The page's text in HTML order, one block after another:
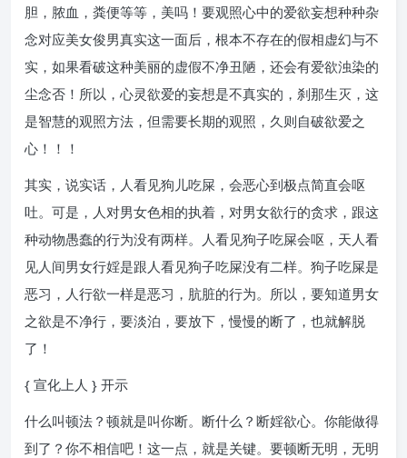
胆，脓血，粪便等等，美吗！要观照心中的爱欲妄想种种杂
念对应美女俊男真实这一面后，根本不存在的假相虚幻与不
实，如果看破这种美丽的虚假不净丑陋，还会有爱欲浊染的
尘念否！所以，心灵欲爱的妄想是不真实的，刹那生灭，这
是智慧的观照方法，但需要长期的观照，久则自破欲爱之
心！！！
其实，说实话，人看见狗儿吃屎，会恶心到极点简直会呕
吐。可是，人对男女色相的执着，对男女欲行的贪求，跟这
种动物愚蠢的行为没有两样。人看见狗子吃屎会呕，天人看
见人间男女行婬是跟人看见狗子吃屎没有二样。狗子吃屎是
恶习，人行欲一样是恶习，肮脏的行为。所以，要知道男女
之欲是不净行，要淡泊，要放下，慢慢的断了，也就解脱
了！
{ 宣化上人 } 开示
什么叫顿法？顿就是叫你断。断什么？断婬欲心。你能做得
到了？你不相信吧！这一点，就是关键。要顿断无明，无明